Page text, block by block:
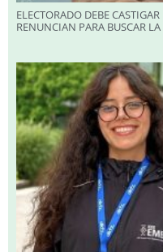
ELECTORADO DEBE
RENUNCIAN PARA BUSCAR